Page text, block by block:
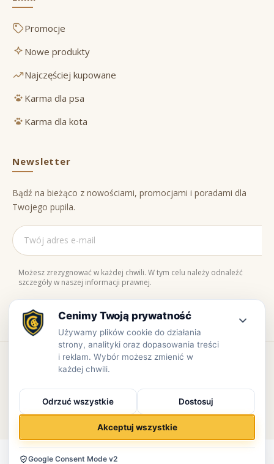
Promocje
Nowe produkty
Najczęściej kupowane
Karma dla psa
Karma dla kota
Newsletter
Bądź na bieżąco z nowościami, promocjami i poradami dla
Twojego pupila.
Możesz zrezygnować w każdej chwili. W tym celu należy odnaleźć
szczegóły w naszej informacji prawnej.
Naturalne składniki
100% jakości Zaufaj nam
Copyright © www.prowiant.pl · powered by apify.pl
Bezpieczne płatności